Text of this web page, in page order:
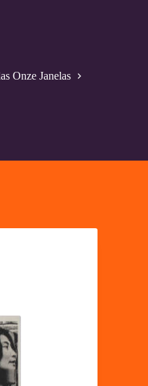
Onze Janelas